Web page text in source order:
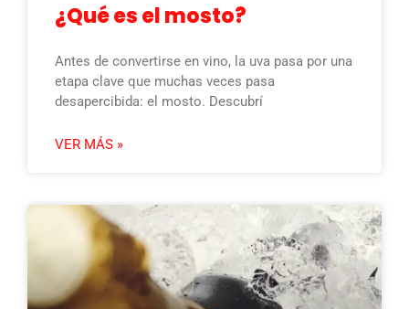
¿Qué es el mosto?
Antes de convertirse en vino, la uva pasa por una
etapa clave que muchas veces pasa
desapercibida: el mosto. Descubrí
VER MÁS »